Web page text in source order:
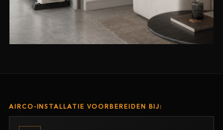
AIRCO-INSTALLATIE VOORBEREIDEN BIJ: